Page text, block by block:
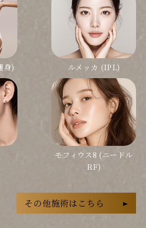
身) ルメッカ (IPL)
モフィウス8 (ニードル
RF)
その他施術はこちら